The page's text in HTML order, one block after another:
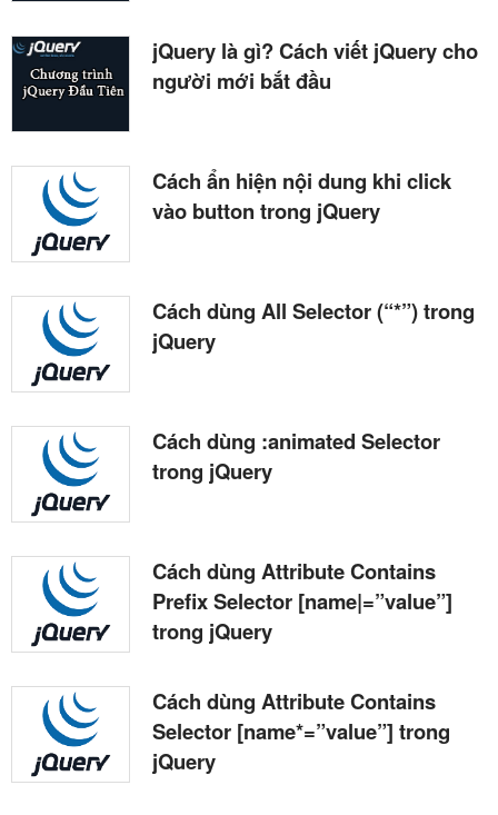
jQuery là gì? Cách viết jQuery cho
người mới bắt đầu
Cách ẩn hiện nội dung khi click
vào button trong jQuery
Cách dùng All Selector (“*”) trong
jQuery
Cách dùng :animated Selector
trong jQuery
Cách dùng Attribute Contains
Prefix Selector [name|=”value”]
trong jQuery
Cách dùng Attribute Contains
Selector [name*=”value”] trong
jQuery